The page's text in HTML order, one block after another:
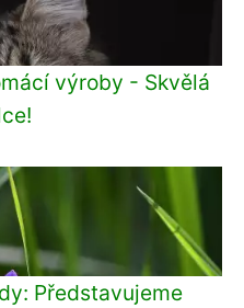
výroby - Skvělá
Představujeme